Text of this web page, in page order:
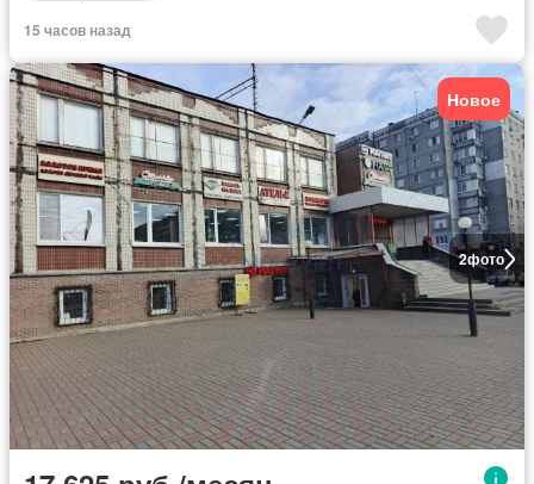
15 часов назад
2фото
Новое